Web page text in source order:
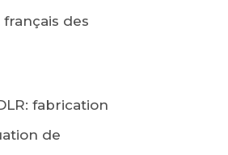
des
fabrication
de